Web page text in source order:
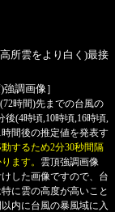
所雲をより白く)最接
調画像］
時間)先までの台風の
(4時頃,10時頃,16時頃,
間後の推定値を発表す
するため2分30秒間隔
ます。 雲頂強調画像
した画像ですので、台
に雲の高度が高いこと
内に台風の暴風域に入